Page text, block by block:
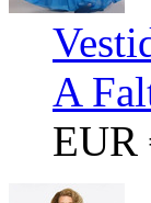
A
EUR